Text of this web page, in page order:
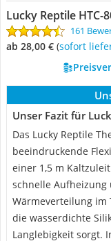
Lucky Reptile HTC-
161
ab 28,00 € ( Sofort
Unser Fazit für
Das Lucky Reptile
beeindruckende
einer 1,5 m
schnelle
Wärmeverteilung im
die wasserdichte
Langlebigkeit sorgt.